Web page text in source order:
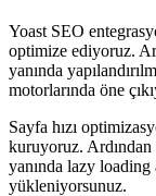
Yoast SEO
optimize ediyoruz.
yanında
motorlarında öne
Sayfa hızı
kuruyoruz.
yanında lazy
yükleniyorsunuz.